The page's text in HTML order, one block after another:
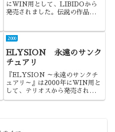
にWIN用として、LIBIDOから
発売されました。伝説の作品、
2000
ELYSION 永遠のサンク
チュアリ
『ELYSION ～永遠のサンクチ
ュアリ～』は2000年にWIN用と
して、テリオスから発売されまし
た。美麗なCGと、豊富な薀蓄、